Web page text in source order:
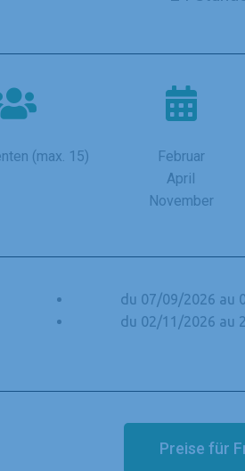
(max. 15)
Februar
April
November
du 07/09/2026 au
du 02/11/2026 au
Preise für